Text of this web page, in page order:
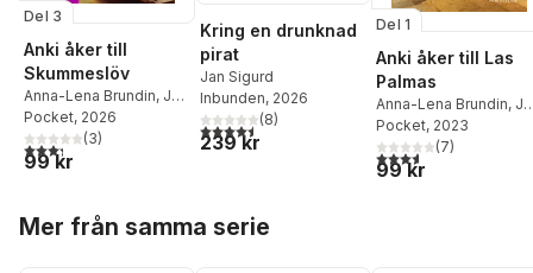
Del 3
Anki åker till
Skummeslöv
Anna-Lena Brundin, Jan
Sigurd
Pocket, 2026
3,3utav 5 stjärnor. Totalt antal röster:
(3)
99 kr
Kring en drunknad
pirat
Jan Sigurd
Inbunden, 2026
4,5utav 5 stjärnor. Totalt antal röster:
(8)
239 kr
Del 1
Anki åker till Las
Palmas
Anna-Lena Brundin,
Sigurd
Pocket, 2023
3,6utav 5 stjärnor.
(7)
99 kr
Mer från samma serie